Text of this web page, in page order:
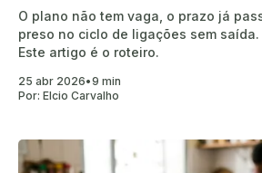
O plano não tem vaga, o prazo já
preso no ciclo de ligações sem saída.
Este artigo é o roteiro.
25 abr 2026•9 min
Por: Elcio Carvalho